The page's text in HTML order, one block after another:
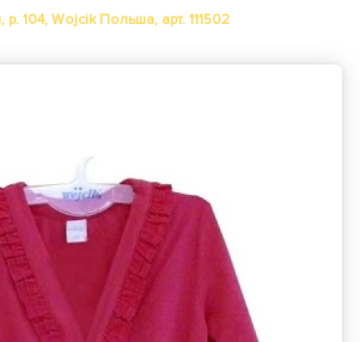
104, Wojcik Польша, арт. 111502